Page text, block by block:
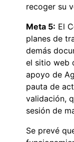
recoger su
Meta 5: El
planes de
demás
el sitio web
apoyo de
pauta de
validación,
sesión de
Se prevé